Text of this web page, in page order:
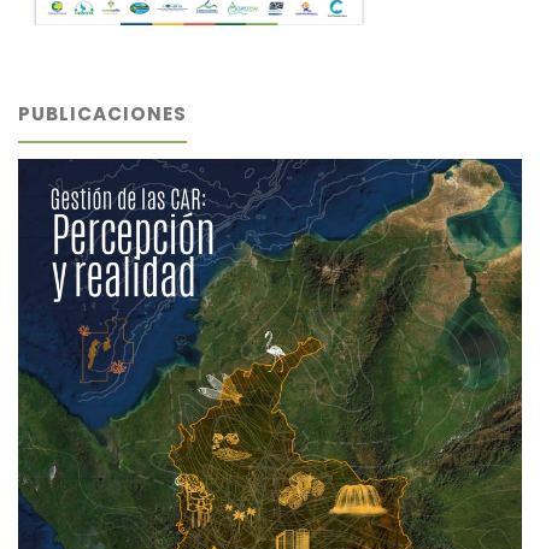
PUBLICACIONES